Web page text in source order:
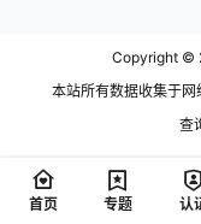
Copyright ©
本站所有数据收集于网
查
首页 专题 认